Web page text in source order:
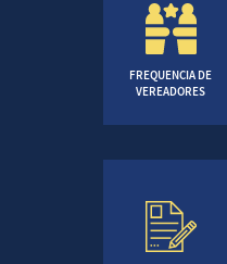
FREQUENCIA DE
VEREADORES